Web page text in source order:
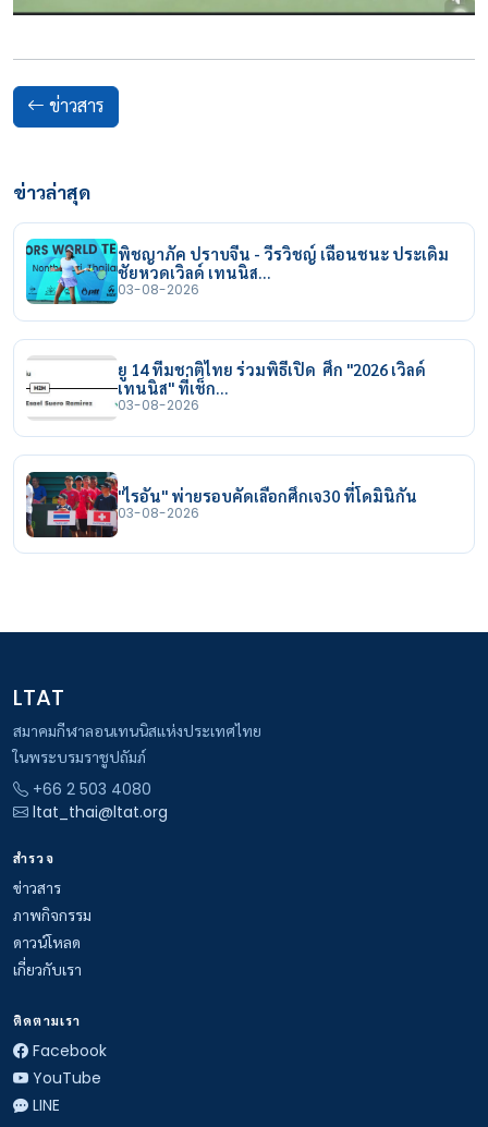
ข่าวสาร
ข่าวล่าสุด
พิชญาภัค ปราบจีน - วีรวิชญ์ เฉือนชนะ ประเดิม
ชัยหวดเวิลด์ เทนนิส…
03-08-2026
ยู 14 ทีมชาติไทย ร่วมพิธีเปิด ศึก "2026 เวิลด์
เทนนิส" ที่เช็ก…
03-08-2026
"ไรอัน" พ่ายรอบคัดเลือกศึกเจ30 ที่โดมินิกัน
03-08-2026
LTAT
สมาคมกีฬาลอนเทนนิสแห่งประเทศไทย
ในพระบรมราชูปถัมภ์
+66 2 503 4080
ltat_thai@ltat.org
สำรวจ
ข่าวสาร
ภาพกิจกรรม
ดาวน์โหลด
เกี่ยวกับเรา
ติดตามเรา
Facebook
YouTube
LINE